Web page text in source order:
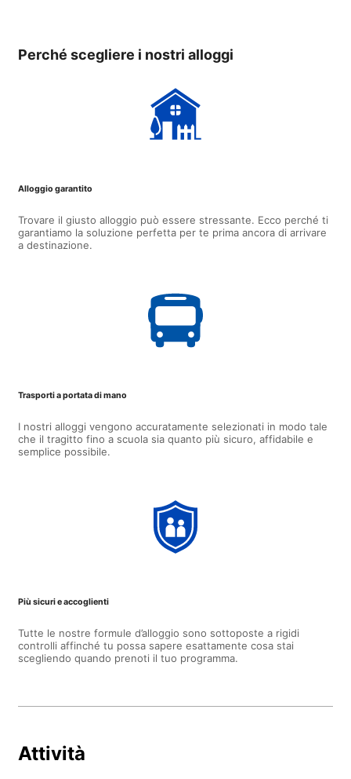
Perché scegliere i nostri alloggi
Alloggio garantito
Trovare il giusto alloggio può essere stressante. Ecco perché ti
garantiamo la soluzione perfetta per te prima ancora di arrivare
a destinazione.
Trasporti a portata di mano
I nostri alloggi vengono accuratamente selezionati in modo tale
che il tragitto fino a scuola sia quanto più sicuro, affidabile e
semplice possibile.
Più sicuri e accoglienti
Tutte le nostre formule d’alloggio sono sottoposte a rigidi
controlli affinché tu possa sapere esattamente cosa stai
scegliendo quando prenoti il tuo programma.
Attività